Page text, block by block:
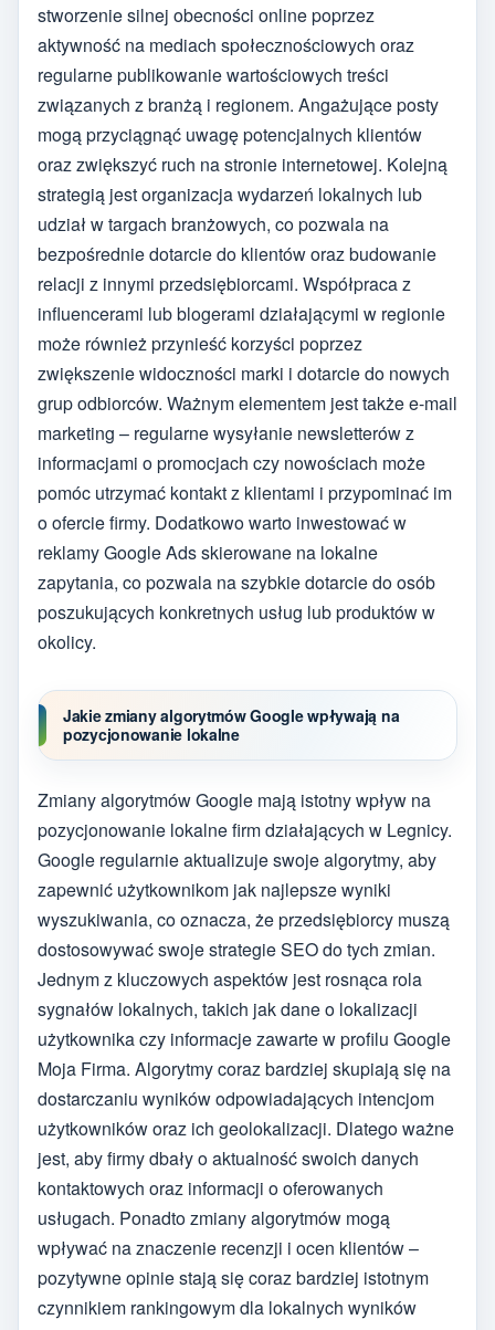
stworzenie silnej obecności online poprzez
aktywność na mediach społecznościowych oraz
regularne publikowanie wartościowych treści
związanych z branżą i regionem. Angażujące posty
mogą przyciągnąć uwagę potencjalnych klientów
oraz zwiększyć ruch na stronie internetowej. Kolejną
strategią jest organizacja wydarzeń lokalnych lub
udział w targach branżowych, co pozwala na
bezpośrednie dotarcie do klientów oraz budowanie
relacji z innymi przedsiębiorcami. Współpraca z
influencerami lub blogerami działającymi w regionie
może również przynieść korzyści poprzez
zwiększenie widoczności marki i dotarcie do nowych
grup odbiorców. Ważnym elementem jest także e-mail
marketing – regularne wysyłanie newsletterów z
informacjami o promocjach czy nowościach może
pomóc utrzymać kontakt z klientami i przypominać im
o ofercie firmy. Dodatkowo warto inwestować w
reklamy Google Ads skierowane na lokalne
zapytania, co pozwala na szybkie dotarcie do osób
poszukujących konkretnych usług lub produktów w
okolicy.
Jakie zmiany algorytmów Google wpływają na
pozycjonowanie lokalne
Zmiany algorytmów Google mają istotny wpływ na
pozycjonowanie lokalne firm działających w Legnicy.
Google regularnie aktualizuje swoje algorytmy, aby
zapewnić użytkownikom jak najlepsze wyniki
wyszukiwania, co oznacza, że przedsiębiorcy muszą
dostosowywać swoje strategie SEO do tych zmian.
Jednym z kluczowych aspektów jest rosnąca rola
sygnałów lokalnych, takich jak dane o lokalizacji
użytkownika czy informacje zawarte w profilu Google
Moja Firma. Algorytmy coraz bardziej skupiają się na
dostarczaniu wyników odpowiadających intencjom
użytkowników oraz ich geolokalizacji. Dlatego ważne
jest, aby firmy dbały o aktualność swoich danych
kontaktowych oraz informacji o oferowanych
usługach. Ponadto zmiany algorytmów mogą
wpływać na znaczenie recenzji i ocen klientów –
pozytywne opinie stają się coraz bardziej istotnym
czynnikiem rankingowym dla lokalnych wyników